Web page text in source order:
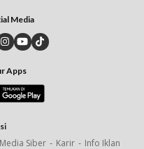
Media
Apps
Siber Karir Info Iklan